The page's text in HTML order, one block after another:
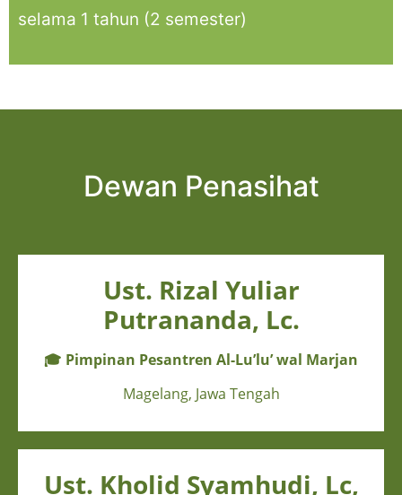
selama 1 tahun (2 semester)
Dewan Penasihat
Ust. Rizal Yuliar
Putrananda, Lc.
🎓 Pimpinan Pesantren Al-Lu’lu’ wal Marjan
Magelang, Jawa Tengah
Ust. Kholid Syamhudi, Lc,